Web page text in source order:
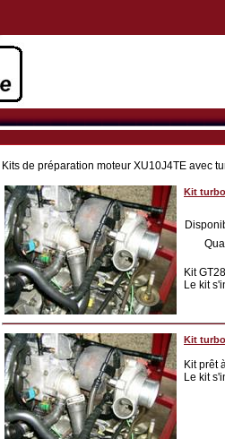
Kits de préparation moteur XU10J4TE avec
Kit turbo
Kit
Le kit
Kit
Kit prêt
Le kit